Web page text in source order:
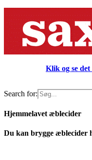
Klik og se
Search for:
Hjemmelavet æblecider
Du kan brygge æblecider